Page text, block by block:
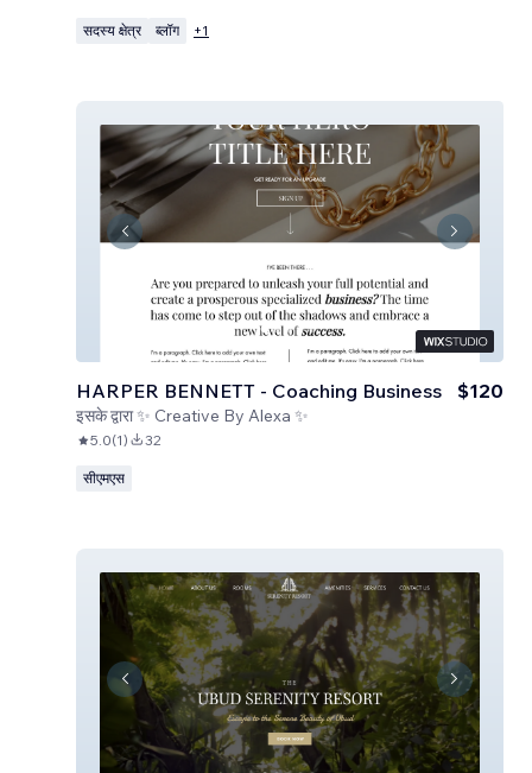
सदस्य क्षेत्र ब्लॉग +1
HARPER BENNETT - Coaching Business
इसके द्वारा✨ Creative By Alexa ✨
$120
5.0(1) 32
सीएमएस